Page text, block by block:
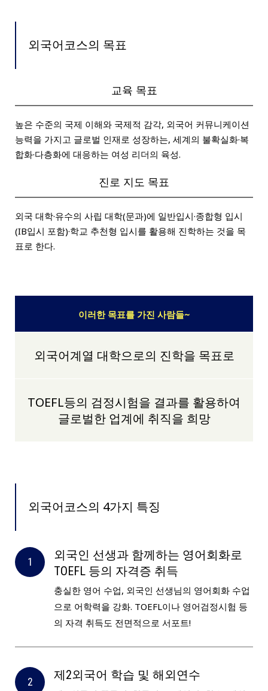
외국어코스의 목표
교육 목표
높은 수준의 국제 이해와 국제적 감각, 외국어 커뮤니케이션
능력을 가지고 글로벌 인재로 성장하는, 세계의 불확실화·복
합화·다층화에 대응하는 여성 리더의 육성.
진로 지도 목표
외국 대학·유수의 사립 대학(문과)에 일반입시·종합형 입시
(IB입시 포함)·학교 추천형 입시를 활용해 진학하는 것을 목
표로 한다.
이러한 목표를 가진 사람들~
외국어계열 대학으로의 진학을 목표로
TOEFL등의 검정시험을 결과를 활용하여
글로벌한 업계에 취직을 희망
외국어코스의 4가지 특징
외국인 선생과 함께하는 영어회화로
TOEFL 등의 자격증 취득
충실한 영어 수업, 외국인 선생님의 영어회화 수업
으로 어학력을 강화. TOEFL이나 영어검정시험 등
의 자격 취득도 전면적으로 서포트!
제2외국어 학습 및 해외연수